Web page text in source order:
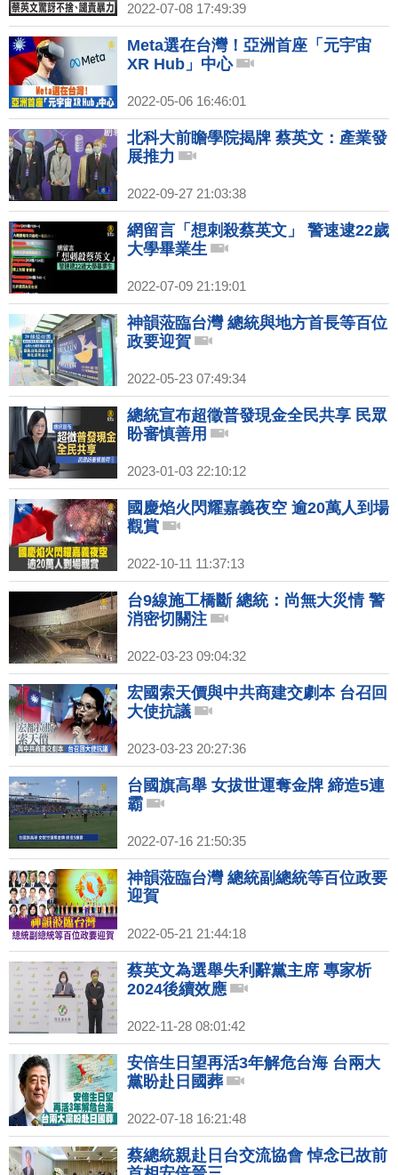
2022-07-08 17:49:39
Meta選在台灣！亞洲首座「元宇宙
XR Hub」中心
2022-05-06 16:46:01
北科大前瞻學院揭牌 蔡英文：產業發
展推力
2022-09-27 21:03:38
網留言「想刺殺蔡英文」 警速逮22歲
大學畢業生
2022-07-09 21:19:01
神韻蒞臨台灣 總統與地方首長等百位
政要迎賀
2022-05-23 07:49:34
總統宣布超徵普發現金全民共享 民眾
盼審慎善用
2023-01-03 22:10:12
國慶焰火閃耀嘉義夜空 逾20萬人到場
觀賞
2022-10-11 11:37:13
台9線施工橋斷 總統：尚無大災情 警
消密切關注
2022-03-23 09:04:32
宏國索天價與中共商建交劇本 台召回
大使抗議
2023-03-23 20:27:36
台國旗高舉 女拔世運奪金牌 締造5連
霸
2022-07-16 21:50:35
神韻蒞臨台灣 總統副總統等百位政要
迎賀
2022-05-21 21:44:18
蔡英文為選舉失利辭黨主席 專家析
2024後續效應
2022-11-28 08:01:42
安倍生日望再活3年解危台海 台兩大
黨盼赴日國葬
2022-07-18 16:21:48
蔡總統親赴日台交流協會 悼念已故前